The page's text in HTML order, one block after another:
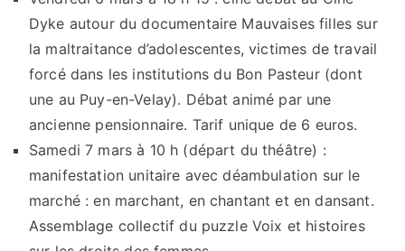
Dyke autour du documentaire Mauvaises filles sur
la maltraitance d’adolescentes, victimes de travail
forcé dans les institutions du Bon Pasteur (dont
une au Puy-en-Velay). Débat animé par une
ancienne pensionnaire. Tarif unique de 6 euros.
Samedi 7 mars à 10 h (départ du théâtre) :
manifestation unitaire avec déambulation sur le
marché : en marchant, en chantant et en dansant.
Assemblage collectif du puzzle Voix et histoires